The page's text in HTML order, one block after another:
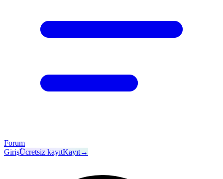
Forum
GirişÜcretsiz kayıtKayıt→